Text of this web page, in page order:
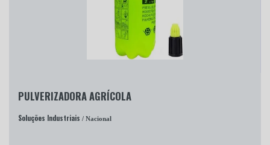
PULVERIZADORA AGRÍCOLA
Soluções Industriais / Nacional